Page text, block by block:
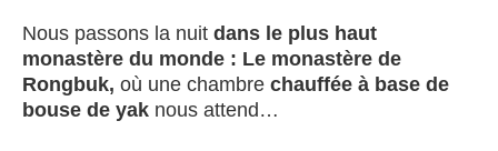
Nous passons la nuit dans le plus haut
monastère du monde : Le monastère de
Rongbuk, où une chambre chauffée à base de
bouse de yak nous attend…